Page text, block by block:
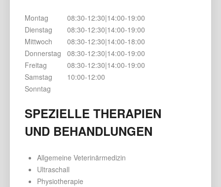
Montag
08:30-12:30|14:00-19:00
Dienstag
08:30-12:30|14:00-19:00
Mittwoch
08:30-12:30|14:00-18:00
Donnerstag
08:30-12:30|14:00-19:00
Freitag
08:30-12:30|14:00-19:00
Samstag
10:00-12:00
Sonntag
SPEZIELLE THERAPIEN
UND BEHANDLUNGEN
Allgemeine Veterinärmedizin
Ultraschall
Physiotherapie